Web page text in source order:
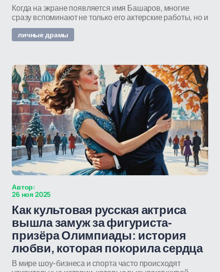
Когда на экране появляется имя Башаров, многие
сразу вспоминают не только его актерские работы, но и
личные драмы
Автор:
26 ноя 2025
Как культовая русская актриса
вышла замуж за фигуриста-
призёра Олимпиады: история
любви, которая покорила сердца
В мире шоу-бизнеса и спорта часто происходят